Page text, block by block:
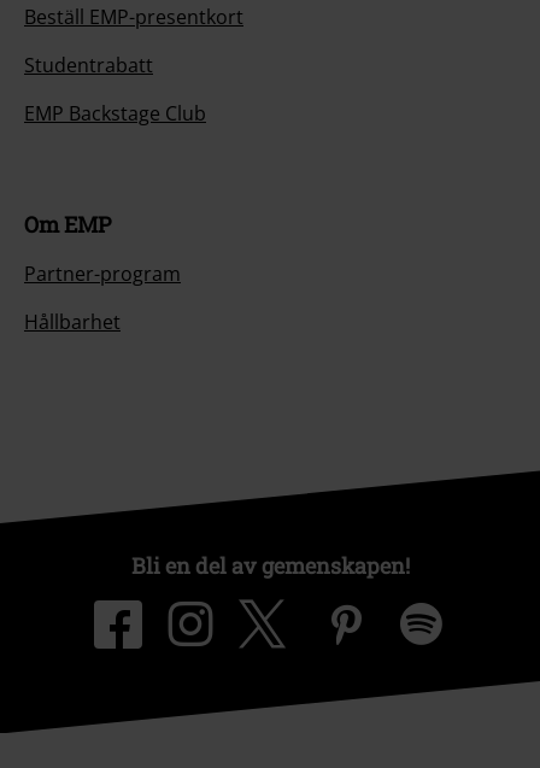
Beställ EMP-presentkort
Studentrabatt
EMP Backstage Club
Om EMP
Partner-program
Hållbarhet
Bli en del av gemenskapen!